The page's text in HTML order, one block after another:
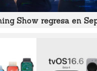
Show regresa en